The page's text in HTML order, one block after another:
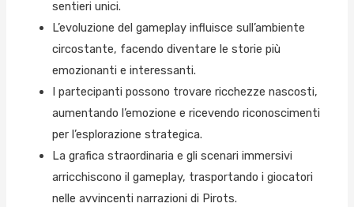
sentieri unici.
L’evoluzione del gameplay influisce sull’ambiente
circostante, facendo diventare le storie più
emozionanti e interessanti.
I partecipanti possono trovare ricchezze nascosti,
aumentando l’emozione e ricevendo riconoscimenti
per l’esplorazione strategica.
La grafica straordinaria e gli scenari immersivi
arricchiscono il gameplay, trasportando i giocatori
nelle avvincenti narrazioni di Pirots.